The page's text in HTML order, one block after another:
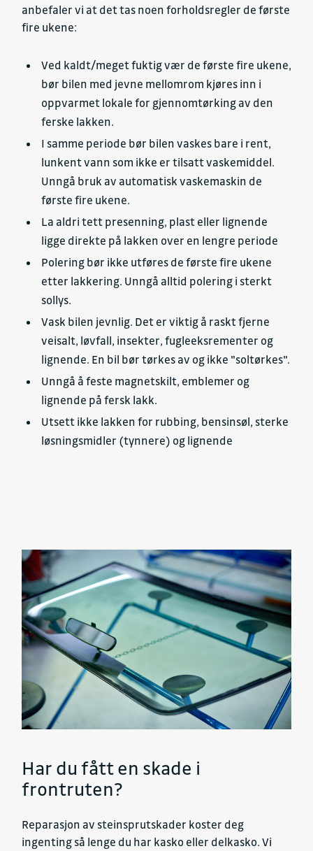
anbefaler vi at det tas noen forholdsregler de første
fire ukene:
Ved kaldt/meget fuktig vær de første fire ukene,
bør bilen med jevne mellomrom kjøres inn i
oppvarmet lokale for gjennomtørking av den
ferske lakken.
I samme periode bør bilen vaskes bare i rent,
lunkent vann som ikke er tilsatt vaskemiddel.
Unngå bruk av automatisk vaskemaskin de
første fire ukene.
La aldri tett presenning, plast eller lignende
ligge direkte på lakken over en lengre periode
Polering bør ikke utføres de første fire ukene
etter lakkering. Unngå alltid polering i sterkt
sollys.
Vask bilen jevnlig. Det er viktig å raskt fjerne
veisalt, løvfall, insekter, fugleeksrementer og
lignende. En bil bør tørkes av og ikke "soltørkes".
Unngå å feste magnetskilt, emblemer og
lignende på fersk lakk.
Utsett ikke lakken for rubbing, bensinsøl, sterke
løsningsmidler (tynnere) og lignende
Har du fått en skade i
frontruten?
Reparasjon av steinsprutskader koster deg
ingenting så lenge du har kasko eller delkasko. Vi